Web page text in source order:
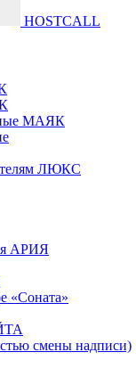
HOSTCALL
МАЯК
ЛЮКС
АРИЯ
«Соната»
смены надписи)